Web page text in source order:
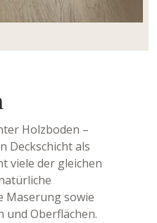
Holzboden –
Deckschicht als
viele der gleichen
Maserung sowie
und Oberflächen.